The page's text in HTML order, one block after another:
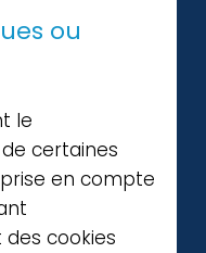
ou
le
certaines
en compte
des cookies